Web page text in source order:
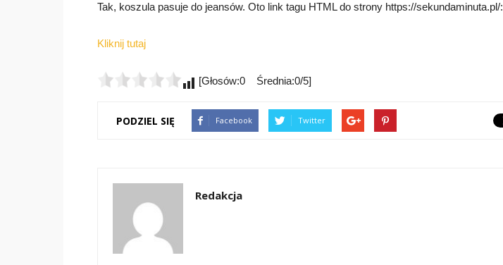
Tak, koszula pasuje do jeansów. Oto link tagu HTML do strony https://sekundaminuta.pl/:
Kliknij tutaj
[Głosów:0 Średnia:0/5]
PODZIEL SIĘ Facebook Twitter
Redakcja